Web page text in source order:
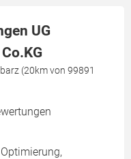
UG
(20km von 99891